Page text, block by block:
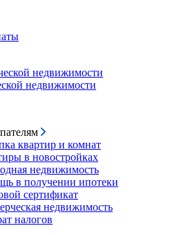
недвижимости
недвижимости
квартир и комнат
в новостройках
недвижимость
в получении ипотеки
сертификат
недвижимость
налогов